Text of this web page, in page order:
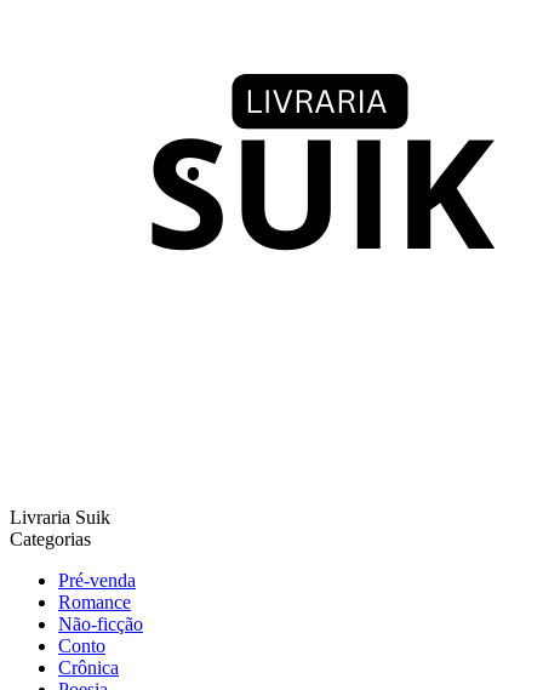
Livraria Suik
Categorias
Pré-venda
Romance
Não-ficção
Conto
Crônica